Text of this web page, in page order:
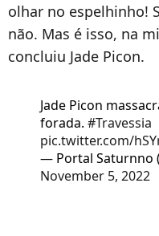
olhar no espelhinho!
não. Mas é isso, na
concluiu Jade Picon.
Jade Picon
forada. #Travessia
pic.twitter.com/
— Portal Saturnno
November 5, 2022